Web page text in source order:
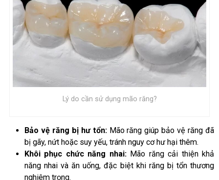
Lý do cần sử dụng mão răng?
Bảo vệ răng bị hư tổn:Mão răng giúp bảo vệ răng đã
bị gãy, nứt hoặc suy yếu, tránh nguy cơ hư hại thêm.
Khôi phục chức năng nhai:Mão răng cải thiện khả
năng nhai và ăn uống, đặc biệt khi răng bị tổn thương
nghiêm trọng.